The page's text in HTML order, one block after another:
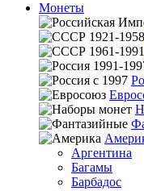
Монеты
Аргентина
Багамы
Барбадос